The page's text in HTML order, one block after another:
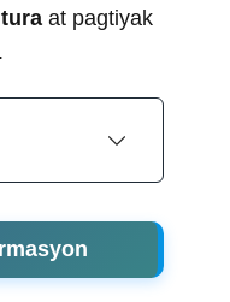
at pagtiyak